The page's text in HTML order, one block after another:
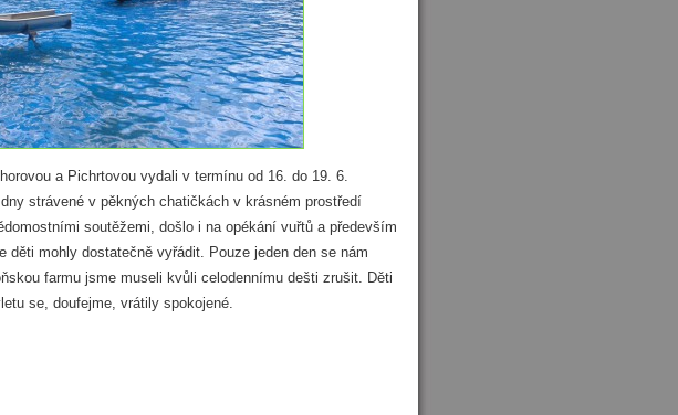
a Pichrtovou vydali v termínu od 16. do 19. 6.
strávené v pěkných chatičkách v krásném prostředí
soutěžemi, došlo i na opékání vuřtů a především
děti mohly dostatečně vyřádit. Pouze jeden den se nám
farmu jsme museli kvůli celodennímu dešti zrušit. Děti
se, doufejme, vrátily spokojené.